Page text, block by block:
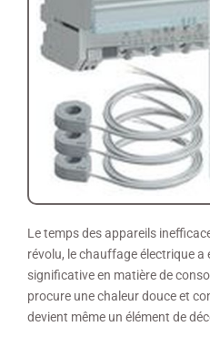
Le temps des appareils
révolu, le chauffage électrique a
significative en matière de
procure une chaleur douce et
devient même un élément de